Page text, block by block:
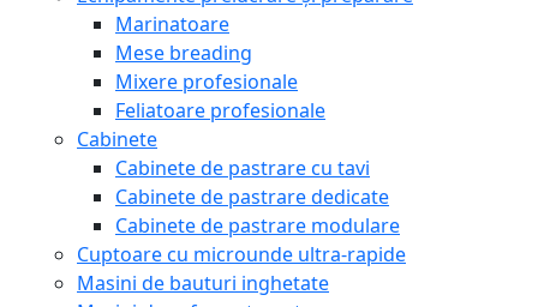
Marinatoare
Mese breading
Mixere profesionale
Feliatoare profesionale
Cabinete
Cabinete de pastrare cu tavi
Cabinete de pastrare dedicate
Cabinete de pastrare modulare
Cuptoare cu microunde ultra-rapide
Masini de bauturi inghetate